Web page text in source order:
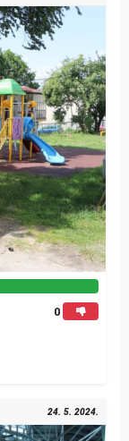
0
24. 5. 2024.